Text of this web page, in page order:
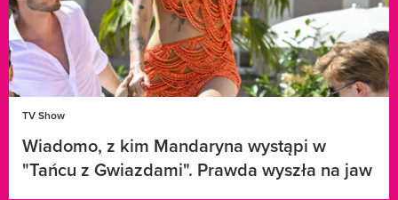
TV Show
Wiadomo, z kim Mandaryna wystąpi w
"Tańcu z Gwiazdami". Prawda wyszła na jaw